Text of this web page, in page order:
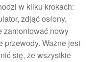
w kilku krokach:
zdjąć osłony,
zamontować nowy
przewody. Ważne jest
się, że wszystkie